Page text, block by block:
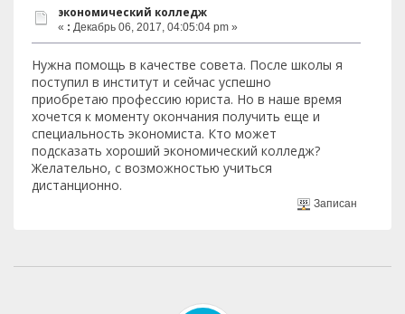
экономический колледж
« : Декабрь 06, 2017, 04:05:04 pm »
Нужна помощь в качестве совета. После школы я
поступил в институт и сейчас успешно
приобретаю профессию юриста. Но в наше время
хочется к моменту окончания получить еще и
специальность экономиста. Кто может
подсказать хороший экономический колледж?
Желательно, с возможностью учиться
дистанционно.
Записан